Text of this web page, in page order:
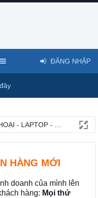
- LAPTOP - MÁY TÍNH
HÀNG MỚI
doanh của mình lên
hàng: Mọi thứ
ĐĂNG NHẬP